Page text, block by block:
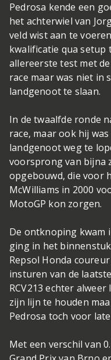
Pedrosa kende een
het achterwiel van
veld wist aan te
kwalificatie qua setup
allereerste test met
race maar was niet in
landgenoot te slaan.
In de twaalfde ronde
race, maar ook hij
landgenoot weg te
voorsprong van bijna
opgebouwd, die voor
McWilliams in 2000
MotoGP kon zorgen.
De ontknoping kwam
ging in het
Repsol Honda
insturen van de
RCV213 echter
zijn lijn te houden
Pedrosa toch voor
Met een verschil van